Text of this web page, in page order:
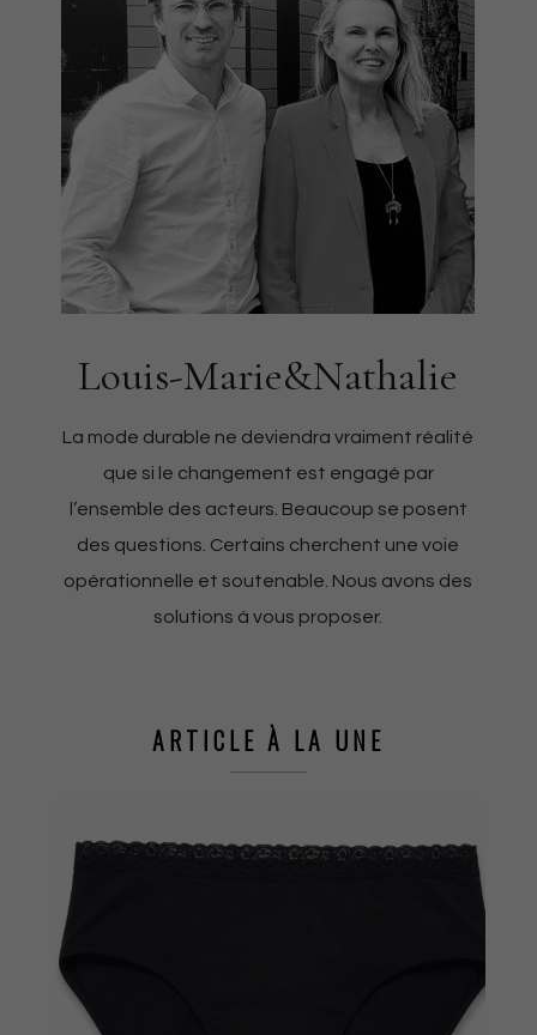
Louis-Marie&Nathalie
La mode durable ne deviendra vraiment réalité
que si le changement est engagé par
l’ensemble des acteurs. Beaucoup se posent
des questions. Certains cherchent une voie
opérationnelle et soutenable. Nous avons des
solutions à vous proposer.
ARTICLE À LA UNE